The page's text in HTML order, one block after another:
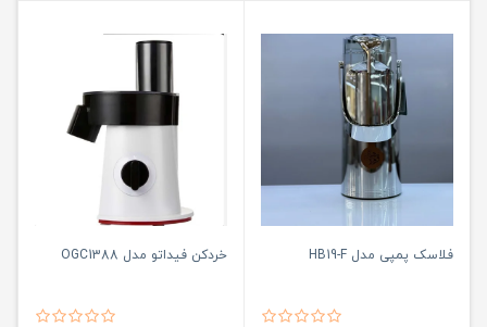
فلاسک پمپی مدل HB19-F خردکن فیداتو مدل OGC1388